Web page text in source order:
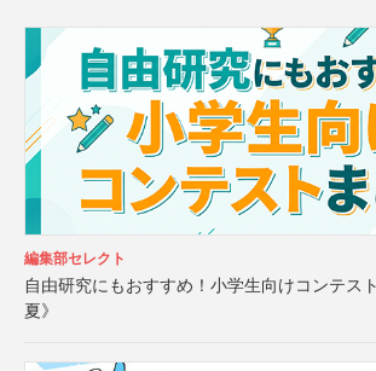
編集部セレクト
自由研究にもおすすめ！小学生向けコンテス
夏》